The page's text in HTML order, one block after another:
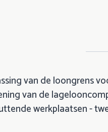
van de loongrens
van de
werkplaatsen -